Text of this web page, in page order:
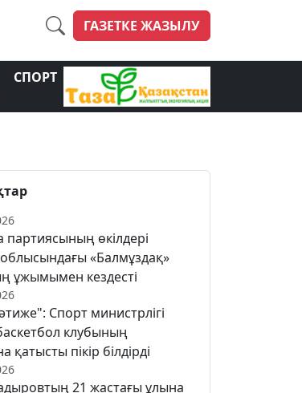
ГАЗЕТКЕ ЖАЗЫЛУ
СПОРТ
партиясының өкілдері
облысындағы «Балмұздақ»
ұжымымен кездесті
Спорт министрлігі
клубының
пікір білдірді
21 жастағы ұлына